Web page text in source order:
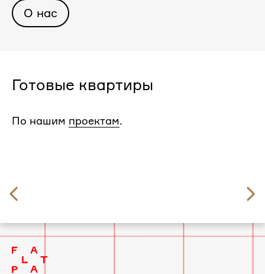
О нас
Готовые квартиры
По нашим проектам.
Фрёкен Снорк